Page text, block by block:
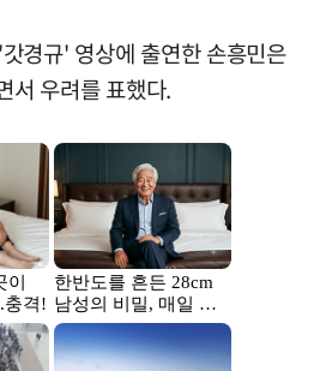
경규' 영상에 출연한 손흥민은
서 우려를 표했다.